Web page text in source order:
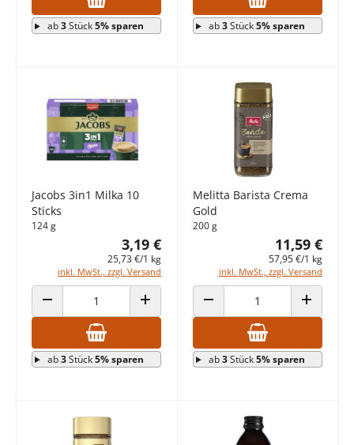
ab3Stück5% sparen ab3Stück5% sparen
Jacobs 3in1 Milka 10
Sticks
124 g
3,19 €
25,73 €/1 kg
inkl. MwSt., zzgl. Versand
ANZAHL VERRINGERN ANZAHL ERHÖHEN
ab3Stück5% sparen
Melitta Barista Crema
Gold
200 g
11,59 €
57,95 €/1 kg
inkl. MwSt., zzgl. Versand
ANZAHL VERRINGERN ANZAHL
ab3Stück5% sparen